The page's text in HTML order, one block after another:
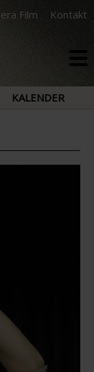
Film Kontakt
KALENDER